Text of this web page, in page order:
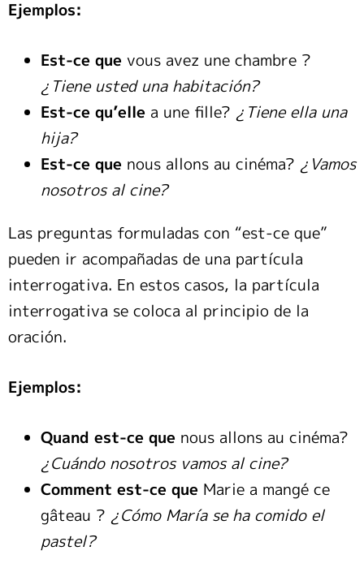
Ejemplos:
Est-ce que vous avez une chambre ?
¿Tiene usted una habitación?
Est-ce qu’elle a une fille? ¿Tiene ella una
hija?
Est-ce que nous allons au cinéma? ¿Vamos
nosotros al cine?
Las preguntas formuladas con “est-ce que”
pueden ir acompañadas de una partícula
interrogativa. En estos casos, la partícula
interrogativa se coloca al principio de la
oración.
Ejemplos:
Quand est-ce que nous allons au cinéma?
¿Cuándo nosotros vamos al cine?
Comment est-ce que Marie a mangé ce
gâteau ? ¿Cómo María se ha comido el
pastel?